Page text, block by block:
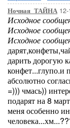
Ночная_ТАЙНА
Исходное
Исходное
Исходное
дарить дорогую
конфет...глупо.и
абсолютно
=))) чмась))
подарят на 8
меня особенно